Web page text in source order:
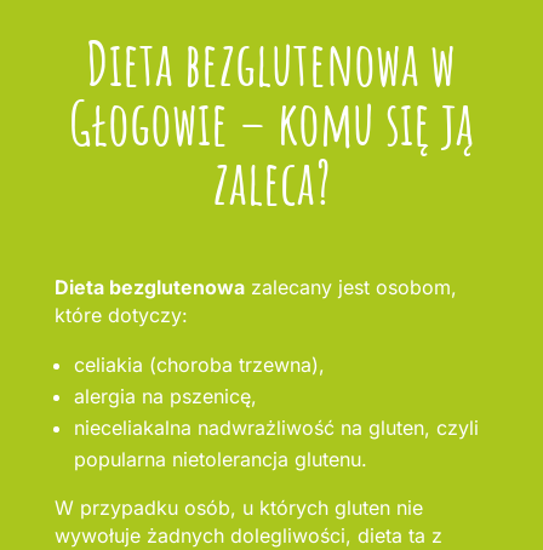
Dieta bezglutenowa w
Głogowie – komu się ją
zaleca?
Dieta bezglutenowazalecany jest osobom,
które dotyczy:
celiakia (choroba trzewna),
alergia na pszenicę,
nieceliakalna nadwrażliwość na gluten, czyli
popularna nietolerancja glutenu.
W przypadku osób, u których gluten nie
wywołuje żadnych dolegliwości, dieta ta z